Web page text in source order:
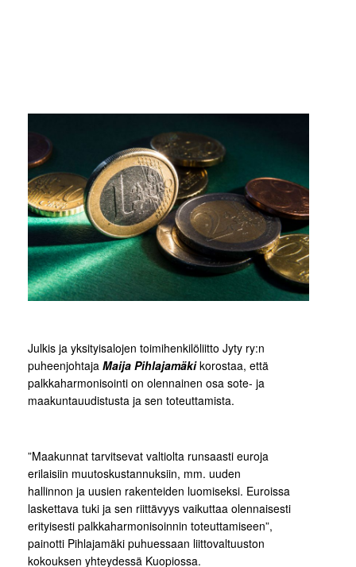
Julkis ja yksityisalojen toimihenkilöliitto Jyty ry:n
puheenjohtaja Maija Pihlajamäkikorostaa, että
palkkaharmonisointi on olennainen osa sote- ja
maakuntauudistusta ja sen toteuttamista.
”Maakunnat tarvitsevat valtiolta runsaasti euroja
erilaisiin muutoskustannuksiin, mm. uuden
hallinnon ja uusien rakenteiden luomiseksi. Euroissa
laskettava tuki ja sen riittävyys vaikuttaa olennaisesti
erityisesti palkkaharmonisoinnin toteuttamiseen”,
painotti Pihlajamäki puhuessaan liittovaltuuston
kokouksen yhteydessä Kuopiossa.